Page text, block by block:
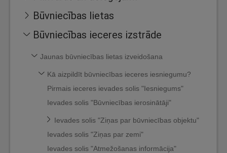
Būvniecības lietas
Būvniecības ieceres izstrāde
Jaunas būvniecības lietas izveidošana
Kā aizpildīt būvniecības ieceres iesniegumu?
Pirmais ieceres ievades solis "Iesniegums"
Ievades solis "Būvniecības ierosinātāji"
Ievades solis "Ziņas par būvniecības objektu"
Ievades solis "Ziņas par zemi"
Ievades solis "Atmežošanas informācija"